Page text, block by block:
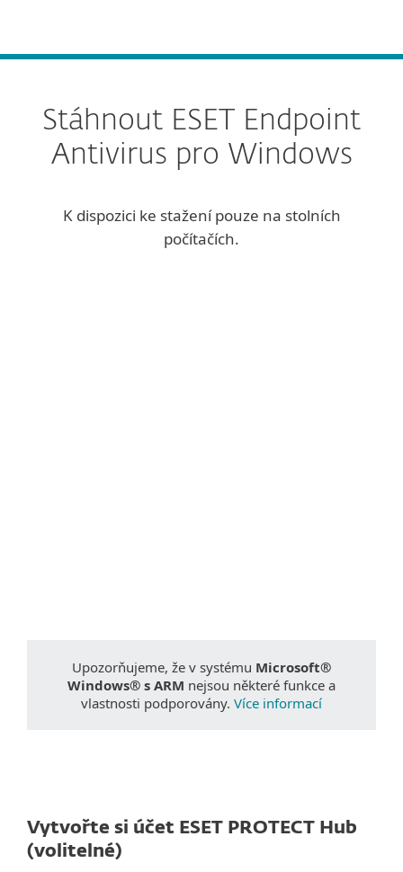
Stáhnout ESET Endpoint
Antivirus pro Windows
K dispozici ke stažení pouze na stolních
počítačích.
Upozorňujeme, že v systému Microsoft®
Windows® s ARM nejsou některé funkce a
vlastnosti podporovány. Více informací
Vytvořte si účet ESET PROTECT Hub
(volitelné)